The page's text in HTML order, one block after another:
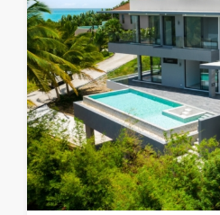
พฤหัส
13
ส.ค.
ศุกร์
14
ส.ค.